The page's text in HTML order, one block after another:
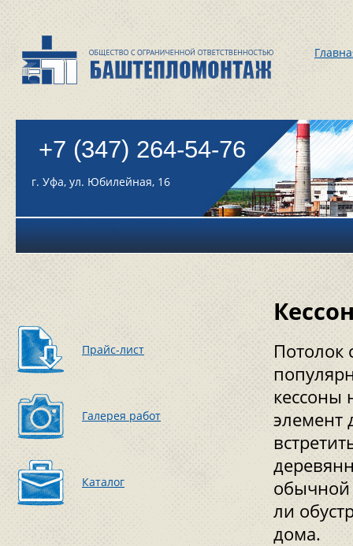
+7 (347) 264-54-76
г. Уфа, ул. Юбилейная, 16
Прайс-лист
Галерея работ
Каталог
Потолок
кессоны
элемент
обычной
ли
дома.